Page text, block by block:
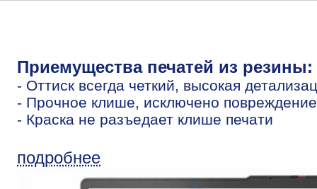
Приемущества печатей из резины:
- Оттиск всегда четкий, высокая
- Прочное клише, исключено
- Краска не разъедает клише печати
подробнее